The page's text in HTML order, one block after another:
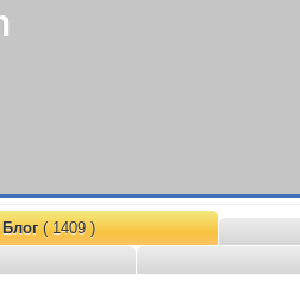
Блог( 1409 )